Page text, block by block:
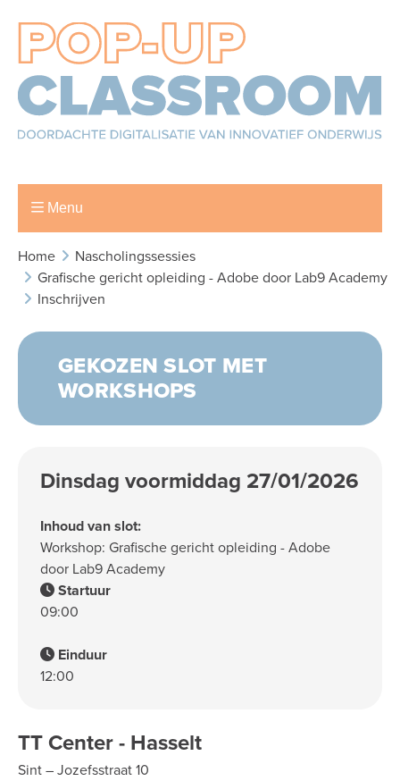
Menu
Home
Nascholingssessies
Grafische gericht opleiding - Adobe door Lab9 Academy
Inschrijven
GEKOZEN SLOT MET
WORKSHOPS
Dinsdag voormiddag 27/01/2026
Inhoud van slot:
Workshop: Grafische gericht opleiding - Adobe
door Lab9 Academy
Startuur
09:00
Einduur
12:00
TT Center - Hasselt
Sint – Jozefsstraat 10